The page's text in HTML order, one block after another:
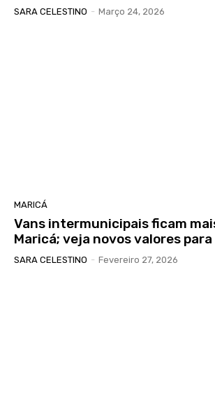
SARA CELESTINO - Março 24, 2026
MARICÁ
Vans intermunicipais ficam
Maricá; veja novos valores
SARA CELESTINO - Fevereiro 27, 2026